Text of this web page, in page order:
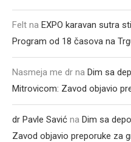
Felt na EXPO karavan sutra
Program od 18 časova na
Nasmeja me dr na Dim sa
Mitrovicom: Zavod objavio
dr Pavle Savić na Dim sa
Zavod objavio preporuke za